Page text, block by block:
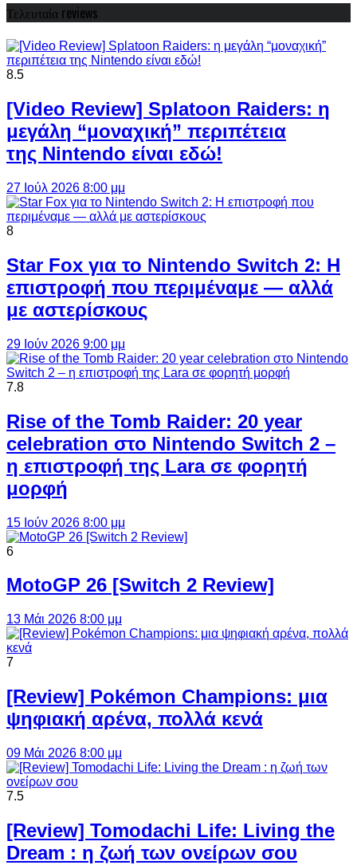
Τελευταία reviews
8.5
[Video Review] Splatoon Raiders: η
μεγάλη “μοναχική” περιπέτεια
της Nintendo είναι εδώ!
27 Ιούλ 2026 8:00 μμ
8
Star Fox για το Nintendo Switch 2: Η
επιστροφή που περιμέναμε — αλλά
με αστερίσκους
29 Ιούν 2026 9:00 μμ
7.8
Rise of the Tomb Raider: 20 year
celebration στο Nintendo Switch 2 –
η επιστροφή της Lara σε φορητή
μορφή
15 Ιούν 2026 8:00 μμ
6
MotoGP 26 [Switch 2 Review]
13 Μάι 2026 8:00 μμ
7
[Review] Pokémon Champions: μια
ψηφιακή αρένα, πολλά κενά
09 Μάι 2026 8:00 μμ
7.5
[Review] Tomodachi Life: Living the
Dream : η ζωή των ονείρων σου